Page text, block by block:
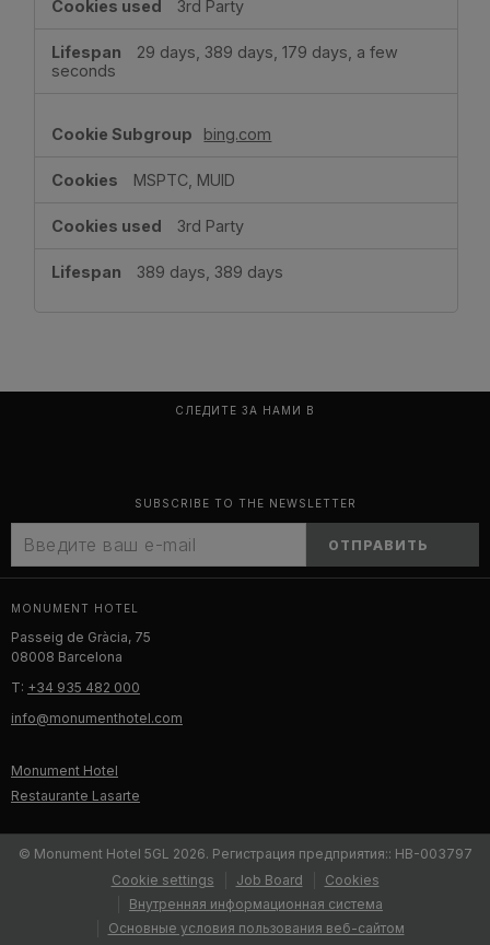
3rd Party
29 days, 389 days, 179 days, a few
seconds
bing.com
MSPTC, MUID
3rd Party
389 days, 389 days
СЛЕДИТЕ ЗА НАМИ В
SUBSCRIBE TO THE NEWSLETTER
ОТПРАВИТЬ
MONUMENT HOTEL
Passeig de Gràcia, 75
08008 Barcelona
T: +34 935 482 000
info@monumenthotel.com
Monument Hotel
Restaurante Lasarte
© Monument Hotel 5GL 2026. Регистрация предприятия:: HB-003797
Cookie settings
Job Board
Cookies
Внутренняя информационная система
Oсновные условия пользования веб-сайтом